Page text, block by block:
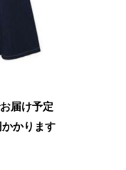
届け予定
かかります